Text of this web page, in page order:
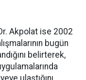
Akpolat ise 2002
bugün
belirterek,
ulaştığını